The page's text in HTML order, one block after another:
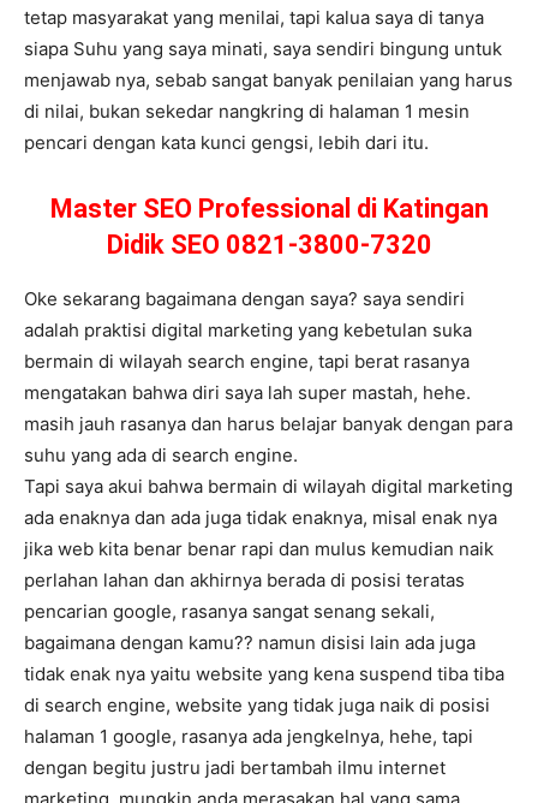
tetap masyarakat yang menilai, tapi kalua saya di tanya
siapa Suhu yang saya minati, saya sendiri bingung untuk
menjawab nya, sebab sangat banyak penilaian yang harus
di nilai, bukan sekedar nangkring di halaman 1 mesin
pencari dengan kata kunci gengsi, lebih dari itu.
Master SEO Professional di Katingan
Didik SEO 0821-3800-7320
Oke sekarang bagaimana dengan saya? saya sendiri
adalah praktisi digital marketing yang kebetulan suka
bermain di wilayah search engine, tapi berat rasanya
mengatakan bahwa diri saya lah super mastah, hehe.
masih jauh rasanya dan harus belajar banyak dengan para
suhu yang ada di search engine.
Tapi saya akui bahwa bermain di wilayah digital marketing
ada enaknya dan ada juga tidak enaknya, misal enak nya
jika web kita benar benar rapi dan mulus kemudian naik
perlahan lahan dan akhirnya berada di posisi teratas
pencarian google, rasanya sangat senang sekali,
bagaimana dengan kamu?? namun disisi lain ada juga
tidak enak nya yaitu website yang kena suspend tiba tiba
di search engine, website yang tidak juga naik di posisi
halaman 1 google, rasanya ada jengkelnya, hehe, tapi
dengan begitu justru jadi bertambah ilmu internet